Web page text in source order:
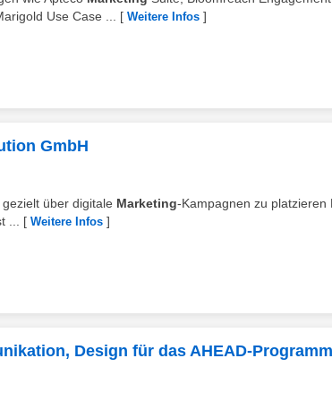
Use Case ... [ Weitere Infos ]
GmbH
über digitale Marketing-Kampagnen zu platzieren
[ Weitere Infos ]
Design für das AHEAD-Programm